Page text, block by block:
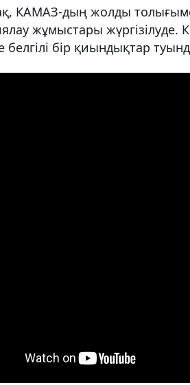
КАМАЗ-дың жолды
жұмыстары
белгілі бір қиындықтар